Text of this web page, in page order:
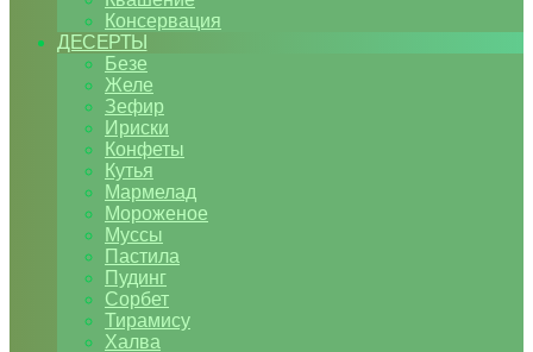
Консервация
ДЕСЕРТЫ
Безе
Желе
Зефир
Ириски
Конфеты
Кутья
Мармелад
Мороженое
Муссы
Пастила
Пудинг
Сорбет
Тирамису
Халва